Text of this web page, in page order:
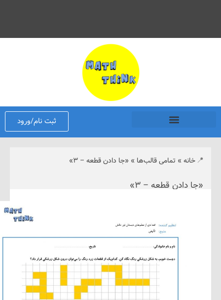
ثبت نام/ورود
تمامی قالب‌ها»«جا دادن قطعه – ۳»
قطعه – ۳»